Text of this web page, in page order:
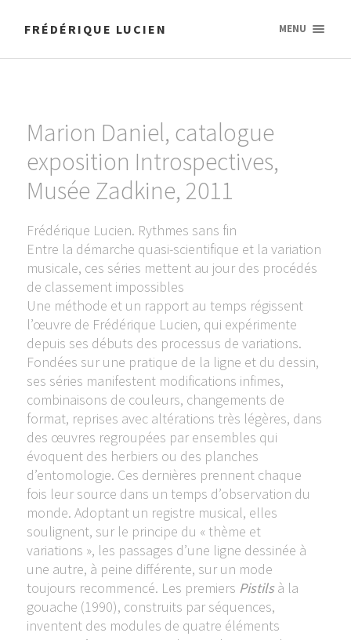
FRÉDÉRIQUE LUCIEN MENU
Marion Daniel, catalogue
exposition Introspectives,
Musée Zadkine, 2011
Frédérique Lucien. Rythmes sans fin
Entre la démarche quasi-scientifique et la variation
musicale, ces séries mettent au jour des procédés
de classement impossibles
Une méthode et un rapport au temps régissent
l’œuvre de Frédérique Lucien, qui expérimente
depuis ses débuts des processus de variations.
Fondées sur une pratique de la ligne et du dessin,
ses séries manifestent modifications infimes,
combinaisons de couleurs, changements de
format, reprises avec altérations très légères, dans
des œuvres regroupées par ensembles qui
évoquent des herbiers ou des planches
d’entomologie. Ces dernières prennent chaque
fois leur source dans un temps d’observation du
monde. Adoptant un registre musical, elles
soulignent, sur le principe du « thème et
variations », les passages d’une ligne dessinée à
une autre, à peine différente, sur un mode
toujours recommencé. Les premiers Pistilsà la
gouache (1990), construits par séquences,
inventent des modules de quatre éléments